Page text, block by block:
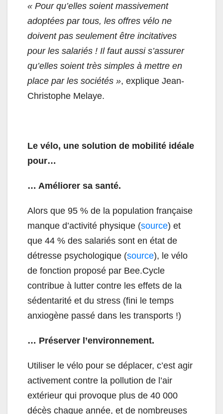
« Pour qu’elles soient massivement
adoptées par tous, les offres vélo ne
doivent pas seulement être incitatives
pour les salariés ! Il faut aussi s’assurer
qu’elles soient très simples à mettre en
place par les sociétés », explique Jean-
Christophe Melaye.
Le vélo, une solution de mobilité idéale
pour…
… Améliorer sa santé.
Alors que 95 % de la population française
manque d’activité physique (source) et
que 44 % des salariés sont en état de
détresse psychologique (source), le vélo
de fonction proposé par Bee.Cycle
contribue à lutter contre les effets de la
sédentarité et du stress (fini le temps
anxiogène passé dans les transports !)
… Préserver l’environnement.
Utiliser le vélo pour se déplacer, c’est agir
activement contre la pollution de l’air
extérieur qui provoque plus de 40 000
décès chaque année, et de nombreuses